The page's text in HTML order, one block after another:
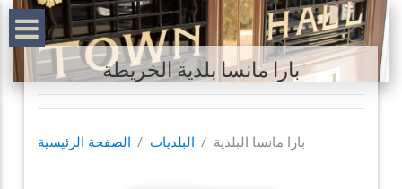
بارا مانسا بلدية الخريطة
الصفحة الرئيسية البلديات بارا مانسا البلدية